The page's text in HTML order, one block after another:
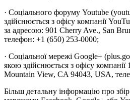
· Соціального форуму Youtube
здійснюється з офісу компанії
за адресою: 901 Cherry Ave., San
телефон: +1 (650) 253-0000;
· Соціальної мережі Google+
якою здійснюється з офісу
Mountain View, CA 94043, USA,
Більш детальну інформацію про